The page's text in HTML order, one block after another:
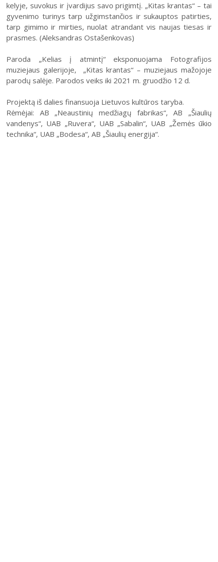
kelyje, suvokus ir įvardijus savo prigimtį. „Kitas krantas“ – tai
gyvenimo turinys tarp užgimstančios ir sukauptos patirties,
tarp gimimo ir mirties, nuolat atrandant vis naujas tiesas ir
prasmes. (Aleksandras Ostašenkovas)
Paroda „Kelias į atmintį“ eksponuojama Fotografijos
muziejaus galerijoje, „Kitas krantas“ – muziejaus mažojoje
parodų salėje. Parodos veiks iki 2021 m. gruodžio 12 d.
Projektą iš dalies finansuoja Lietuvos kultūros taryba.
Rėmėjai: AB „Neaustinių medžiagų fabrikas“, AB „Šiaulių
vandenys“, UAB „Ruvera“, UAB „Sabalin“, UAB „Žemės ūkio
technika“, UAB „Bodesa“, AB „Šiaulių energija“.